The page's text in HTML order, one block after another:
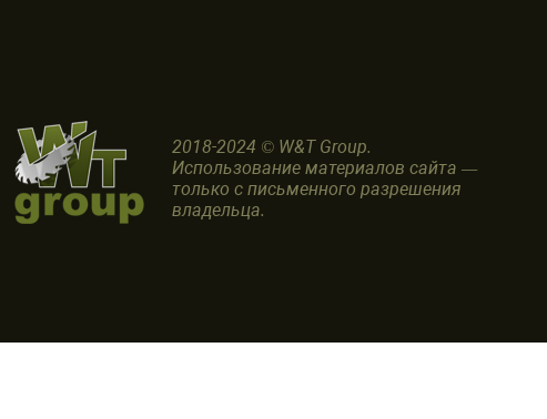
2018-2024 © W&T Group.
Использование материалов сайта —
только с письменного разрешения
владельца.